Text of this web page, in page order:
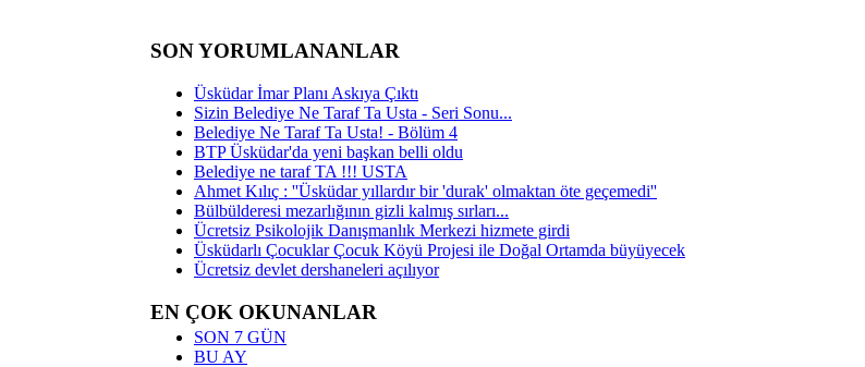
SON YORUMLANANLAR
Üsküdar İmar Planı Askıya Çıktı
Sizin Belediye Ne Taraf Ta Usta - Seri Sonu...
Belediye Ne Taraf Ta Usta! - Bölüm 4
BTP Üsküdar'da yeni başkan belli oldu
Belediye ne taraf TA !!! USTA
Ahmet Kılıç : ''Üsküdar yıllardır bir 'durak' olmaktan öte geçemedi''
Bülbülderesi mezarlığının gizli kalmış sırları...
Ücretsiz Psikolojik Danışmanlık Merkezi hizmete girdi
Üsküdarlı Çocuklar Çocuk Köyü Projesi ile Doğal Ortamda büyüyecek
Ücretsiz devlet dershaneleri açılıyor
EN ÇOK OKUNANLAR
SON 7 GÜN
BU AY